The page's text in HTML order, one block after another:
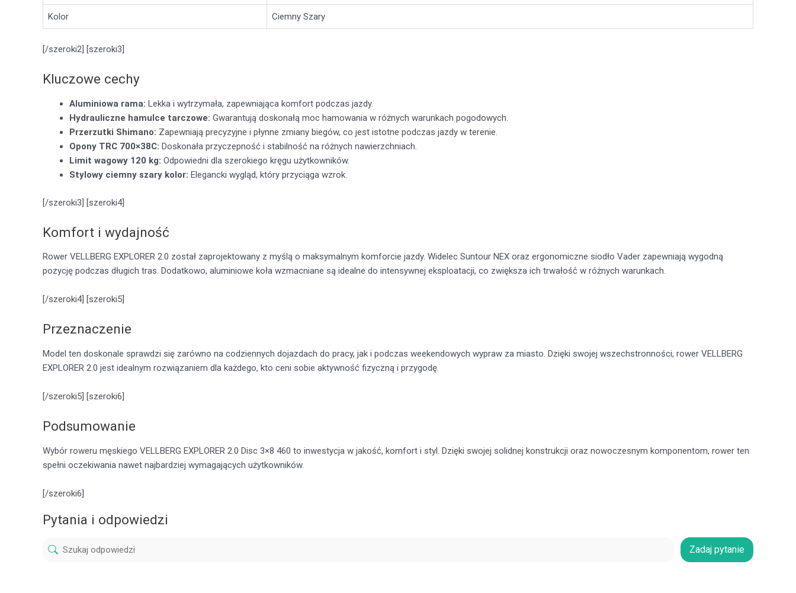
Kolor Ciemny Szary
[/szeroki2] [szeroki3]
Kluczowe cechy
Aluminiowa rama: Lekka i wytrzymała, zapewniająca komfort podczas jazdy.
Hydrauliczne hamulce tarczowe: Gwarantują doskonałą moc hamowania w różnych warunkach pogodowych.
Przerzutki Shimano: Zapewniają precyzyjne i płynne zmiany biegów, co jest istotne podczas jazdy w terenie.
Opony TRC 700×38C: Doskonała przyczepność i stabilność na różnych nawierzchniach.
Limit wagowy 120 kg: Odpowiedni dla szerokiego kręgu użytkowników.
Stylowy ciemny szary kolor: Elegancki wygląd, który przyciąga wzrok.
[/szeroki3] [szeroki4]
Komfort i wydajność
Rower VELLBERG EXPLORER 2.0 został zaprojektowany z myślą o maksymalnym komforcie jazdy. Widelec Suntour NEX oraz ergonomiczne siodło Vader zapewniają wygodną
pozycję podczas długich tras. Dodatkowo, aluminiowe koła wzmacniane są idealne do intensywnej eksploatacji, co zwiększa ich trwałość w różnych warunkach.
[/szeroki4] [szeroki5]
Przeznaczenie
Model ten doskonale sprawdzi się zarówno na codziennych dojazdach do pracy, jak i podczas weekendowych wypraw za miasto. Dzięki swojej wszechstronności, rower VELLBERG
EXPLORER 2.0 jest idealnym rozwiązaniem dla każdego, kto ceni sobie aktywność fizyczną i przygodę.
[/szeroki5] [szeroki6]
Podsumowanie
Wybór roweru męskiego VELLBERG EXPLORER 2.0 Disc 3×8 460 to inwestycja w jakość, komfort i styl. Dzięki swojej solidnej konstrukcji oraz nowoczesnym komponentom, rower ten
spełni oczekiwania nawet najbardziej wymagających użytkowników.
[/szeroki6]
Pytania i odpowiedzi
Zadaj pytanie